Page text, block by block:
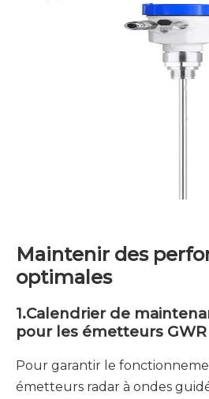
Maintenir des
optimales
1.Calendrier de
pour les émetteurs GWR
Pour garantir le
émetteurs radar à ondes